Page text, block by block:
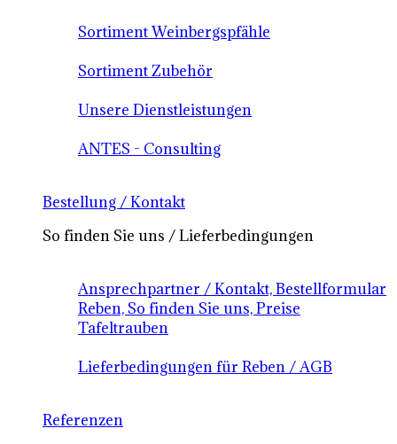
Sortiment Weinbergspfähle
Sortiment Zubehör
Unsere Dienstleistungen
ANTES - Consulting
Bestellung / Kontakt
So finden Sie uns / Lieferbedingungen
Ansprechpartner / Kontakt, Bestellformular
Reben, So finden Sie uns, Preise
Tafeltrauben
Lieferbedingungen für Reben / AGB
Referenzen